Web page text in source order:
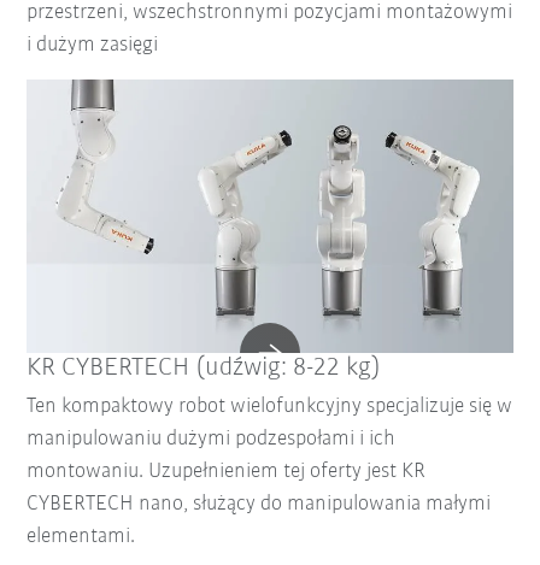
przestrzeni, wszechstronnymi pozycjami montażowymi
i dużym zasięgi
KR CYBERTECH (udźwig: 8-22 kg)
Ten kompaktowy robot wielofunkcyjny specjalizuje się w
manipulowaniu dużymi podzespołami i ich
montowaniu. Uzupełnieniem tej oferty jest KR
CYBERTECH nano, służący do manipulowania małymi
elementami.